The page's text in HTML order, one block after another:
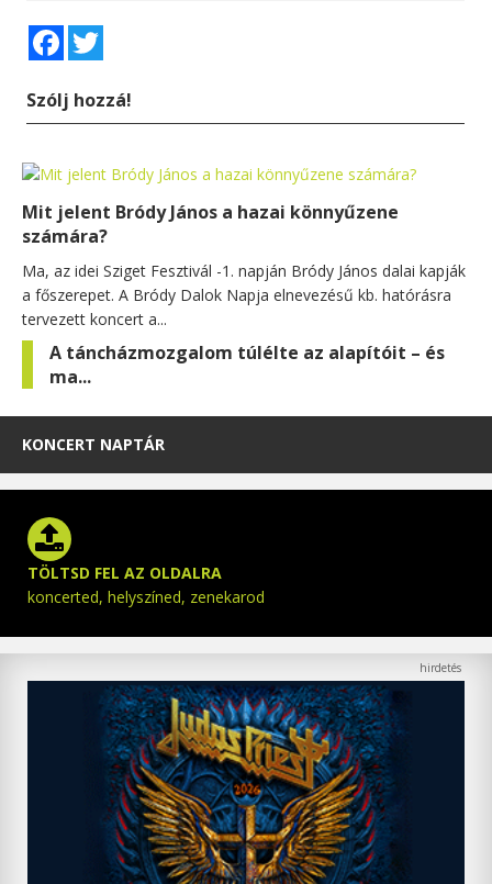
Facebook
Szólj hozzá!
Mit jelent Bródy János a hazai könnyűzene
számára?
Ma, az idei Sziget Fesztivál -1. napján Bródy János dalai kapják
a főszerepet. A Bródy Dalok Napja elnevezésű kb. hatórásra
tervezett koncert a...
A táncházmozgalom túlélte az alapítóit – és
ma...
KONCERT NAPTÁR
TÖLTSD FEL AZ OLDALRA
koncerted, helyszíned, zenekarod